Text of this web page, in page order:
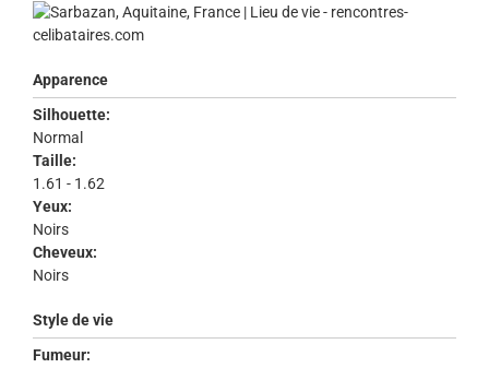
Apparence
Silhouette:
Normal
Taille:
1.61 - 1.62
Yeux:
Noirs
Cheveux:
Noirs
Style de vie
Fumeur: